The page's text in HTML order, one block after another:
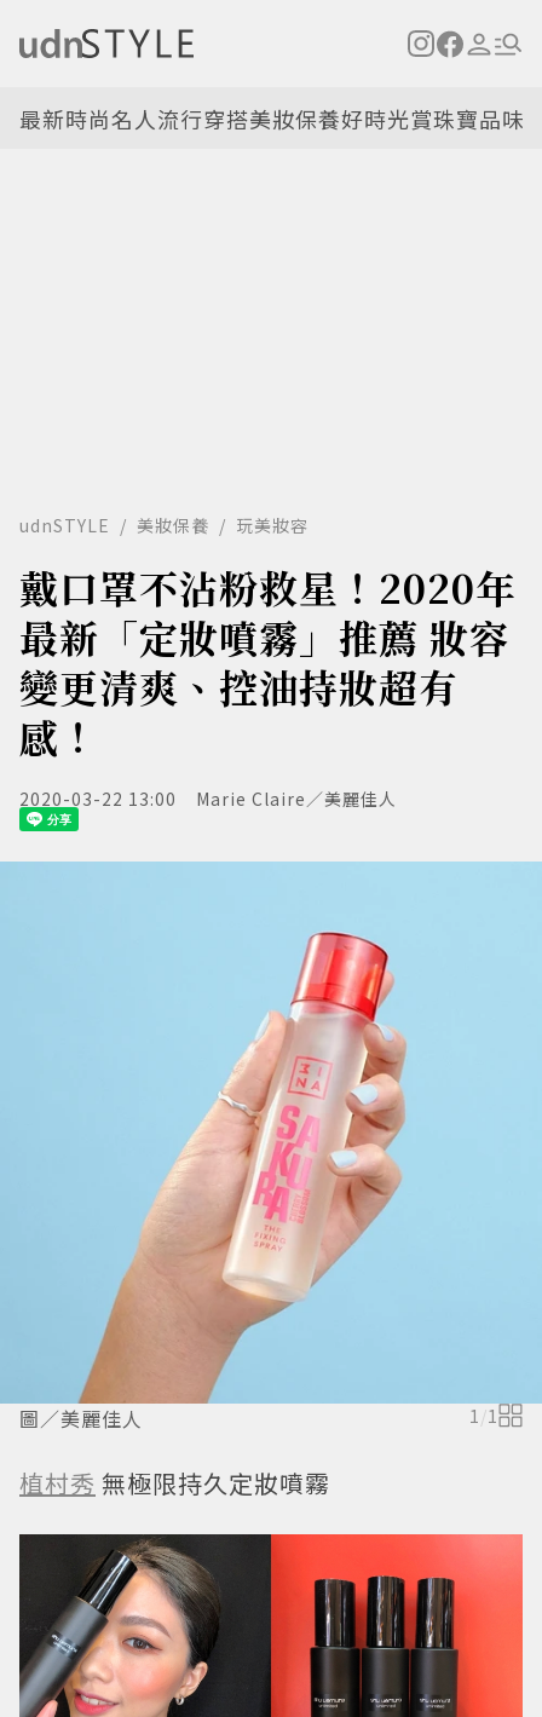
最新時尚名人流行穿搭美妝保養好時光賞珠寶品味
udnSTYLE 美妝保養 玩美妝容
戴口罩不沾粉救星！2020年
最新「定妝噴霧」推薦 妝容
變更清爽、控油持妝超有
感！
2020-03-22 13:00 Marie Claire／美麗佳人
圖／美麗佳人 1/1
植村秀 無極限持久定妝噴霧